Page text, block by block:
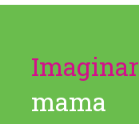
Imaginar
mama